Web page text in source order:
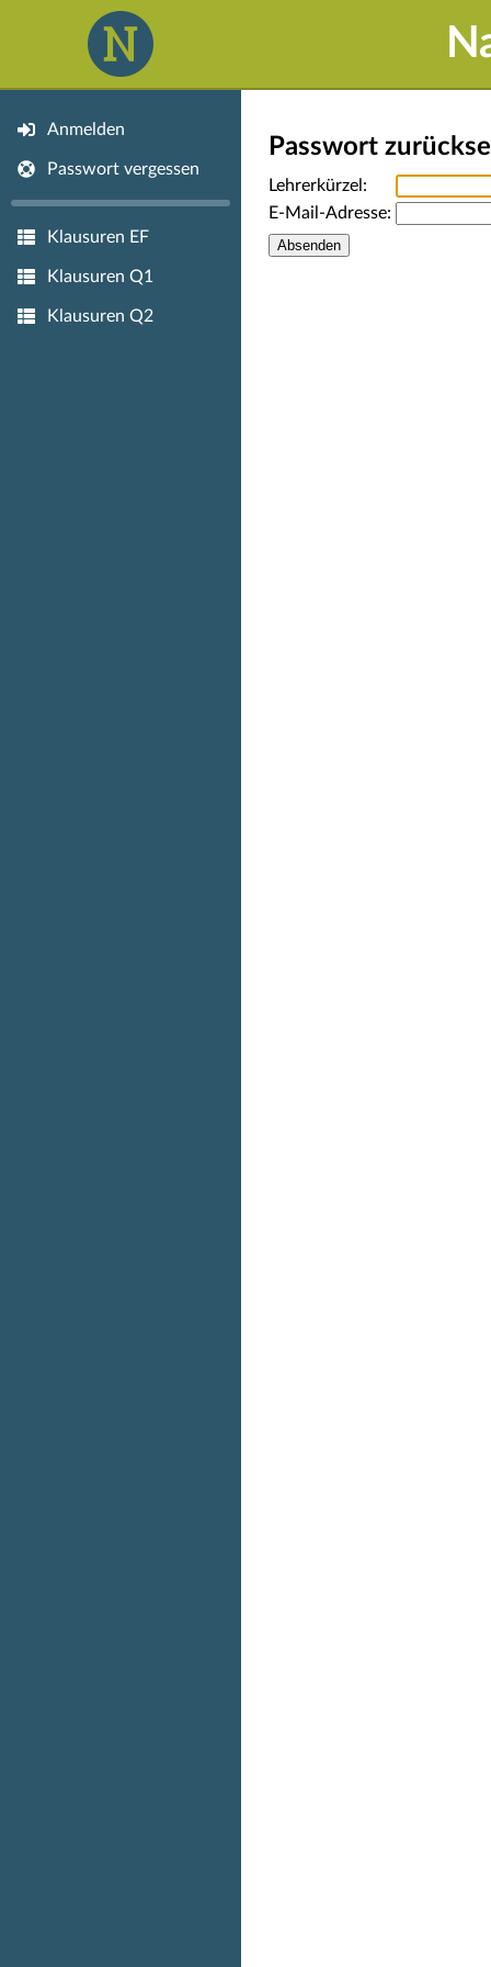
Anmelden
Passwort vergessen
Klausuren EF
Klausuren Q1
Klausuren Q2
Passwort
Lehrerkürzel:
E-Mail-Adresse: